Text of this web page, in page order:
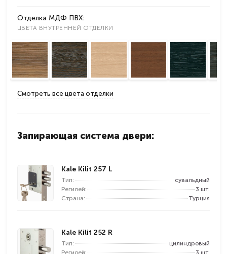
Отделка МДФ ПВХ:
ЦВЕТА ВНУТРЕННЕЙ ОТДЕЛКИ
Смотреть все цвета отделки
Запирающая система двери:
Kale Kilit 257 L
Тип:
сувальдный
Регилей:
3 шт.
Страна:
Турция
Kale Kilit 252 R
Тип:
цилиндровый
Регилей:
3 шт.